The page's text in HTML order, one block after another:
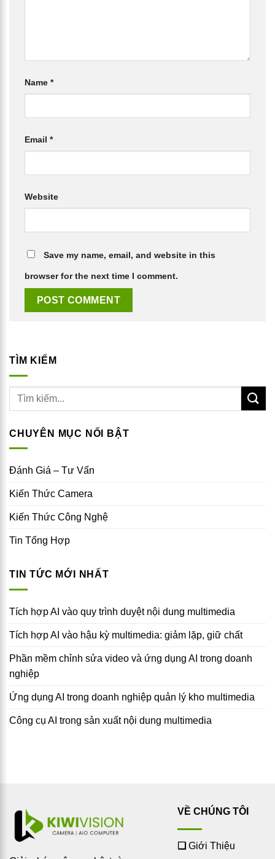
Name *
Email *
Website
Save my name, email, and website in this
browser for the next time I comment.
TÌM KIẾM
CHUYÊN MỤC NỔI BẬT
Đánh Giá – Tư Vấn
Kiến Thức Camera
Kiến Thức Công Nghệ
Tin Tổng Hợp
TIN TỨC MỚI NHẤT
Tích hợp AI vào quy trình duyệt nội dung multimedia
Tích hợp AI vào hậu kỳ multimedia: giảm lặp, giữ chất
Phần mềm chỉnh sửa video và ứng dụng AI trong doanh
nghiệp
Ứng dụng AI trong doanh nghiệp quản lý kho multimedia
Công cụ AI trong sản xuất nội dung multimedia
VỀ CHÚNG TÔI
❑ Giới Thiệu